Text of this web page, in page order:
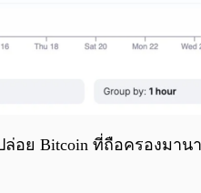
ย Bitcoin ที่ถือครองมา